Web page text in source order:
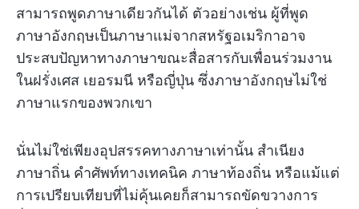
สามารถพูดภาษาเดียวกันได้ ตัวอย่างเช่น ผู้ที่พูด
ภาษาอังกฤษเป็นภาษาแม่จากสหรัฐอเมริกาอาจ
ประสบปัญหาทางภาษาขณะสื่อสารกับเพื่อนร่วมงาน
ในฝรั่งเศส เยอรมนี หรือญี่ปุ่น ซึ่งภาษาอังกฤษไม่ใช่
ภาษาแรกของพวกเขา
นั่นไม่ใช่เพียงอุปสรรคทางภาษาเท่านั้น สำเนียง
ภาษาถิ่น คำศัพท์ทางเทคนิค ภาษาท้องถิ่น หรือแม้แต่
การเปรียบเทียบที่ไม่คุ้นเคยก็สามารถขัดขวางการ